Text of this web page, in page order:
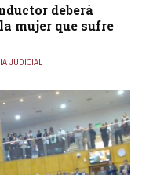
deberá
mujer que sufre
JUDICIAL